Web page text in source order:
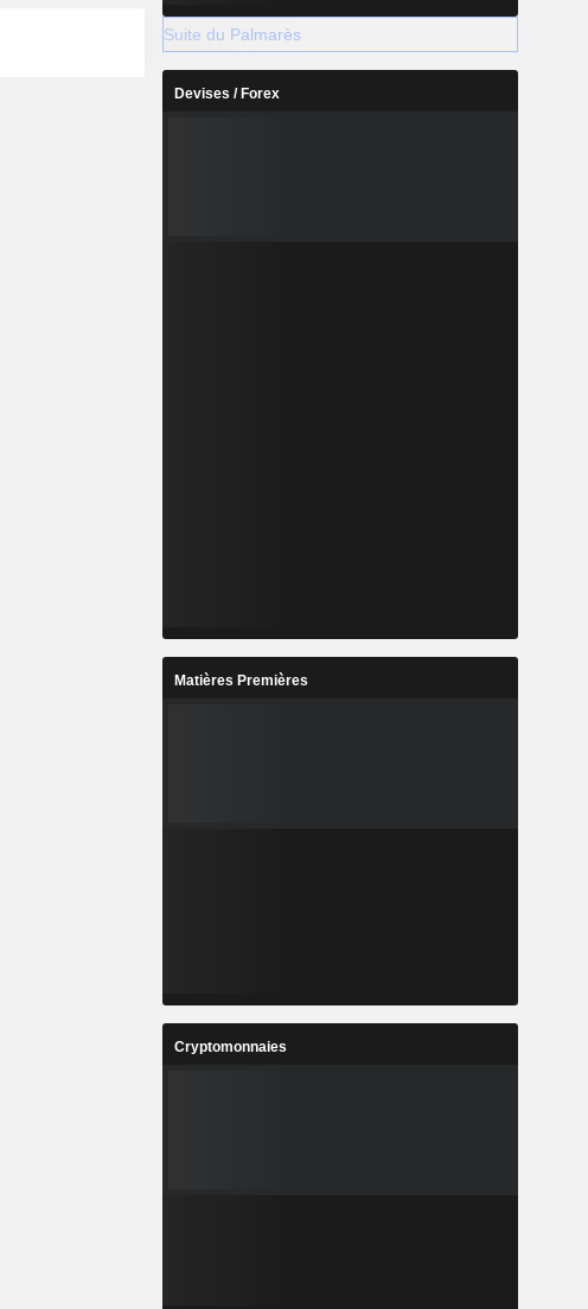
Suite du Palmarès
Devises / Forex
Matières Premières
Cryptomonnaies